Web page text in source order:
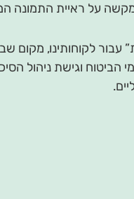
על ראיית
עבור לקוחותינו,
הביטוח וגישת